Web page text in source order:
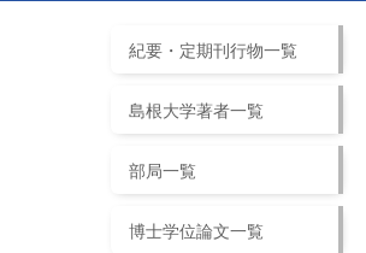
紀要・定期刊行物一覧
島根大学著者一覧
部局一覧
博士学位論文一覧